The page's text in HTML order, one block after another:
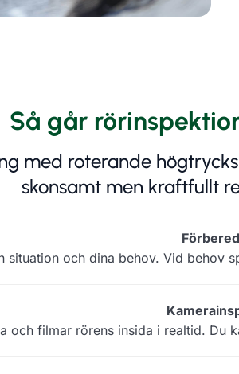
Så går
med roterande
skonsamt men kraftfullt
situation och dina behov. Vid behov
och filmar rörens insida i realtid. Du